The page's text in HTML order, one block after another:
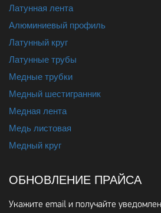
Латунная лента
Алюминиевый профиль
Латунный круг
Латунные трубы
Медные трубки
Медный шестигранник
Медная лента
Медь листовая
Медный круг
ОБНОВЛЕНИЕ ПРАЙСА
Укажите email и получайте